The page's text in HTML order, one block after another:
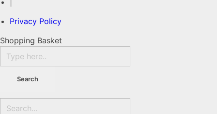
Privacy Policy
Shopping Basket